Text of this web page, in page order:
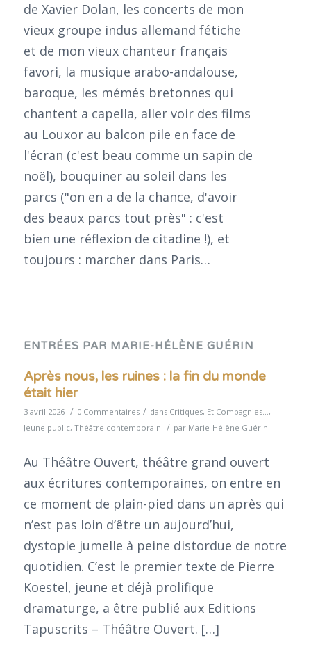
de Xavier Dolan, les concerts de mon
vieux groupe indus allemand fétiche
et de mon vieux chanteur français
favori, la musique arabo-andalouse,
baroque, les mémés bretonnes qui
chantent a capella, aller voir des films
au Louxor au balcon pile en face de
l'écran (c'est beau comme un sapin de
noël), bouquiner au soleil dans les
parcs ("on en a de la chance, d'avoir
des beaux parcs tout près" : c'est
bien une réflexion de citadine !), et
toujours : marcher dans Paris…
ENTRÉES PAR MARIE-HÉLÈNE GUÉRIN
Après nous, les ruines : la fin du monde
était hier
3 avril 2026 / 0 Commentaires / dans Critiques, Et Compagnies... ,
Jeune public, Théâtre contemporain / par Marie-Hélène Guérin
Au Théâtre Ouvert, théâtre grand ouvert
aux écritures contemporaines, on entre en
ce moment de plain-pied dans un après qui
n’est pas loin d’être un aujourd’hui,
dystopie jumelle à peine distordue de notre
quotidien. C’est le premier texte de Pierre
Koestel, jeune et déjà prolifique
dramaturge, a être publié aux Editions
Tapuscrits – Théâtre Ouvert. […]